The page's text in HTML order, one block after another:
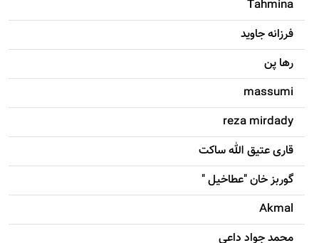
Tahmina
فرزانه جاويد
رها پن
massumi
reza mirdady
قاری عتیق الله ساکت
گوربز خان "عطاخیل "
Akmal
محمد جواد داعی